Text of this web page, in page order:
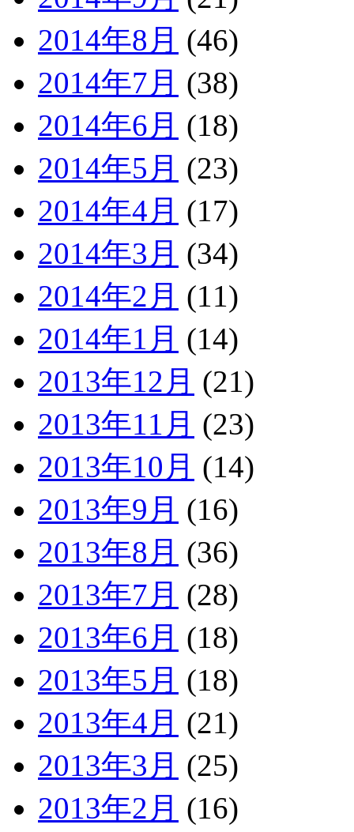
2014年8月 (46)
2014年7月 (38)
2014年6月 (18)
2014年5月 (23)
2014年4月 (17)
2014年3月 (34)
2014年2月 (11)
2014年1月 (14)
2013年12月 (21)
2013年11月 (23)
2013年10月 (14)
2013年9月 (16)
2013年8月 (36)
2013年7月 (28)
2013年6月 (18)
2013年5月 (18)
2013年4月 (21)
2013年3月 (25)
2013年2月 (16)